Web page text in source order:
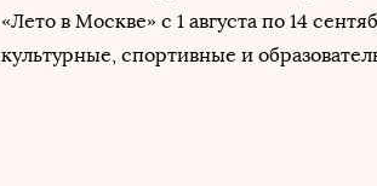
«Лето в Москве» с 1 августа по 14
культурные, спортивные и